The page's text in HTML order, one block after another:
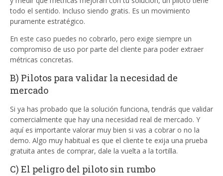
todo el sentido. Incluso siendo gratis. Es un movimiento
puramente estratégico.
En este caso puedes no cobrarlo, pero exige siempre un
compromiso de uso por parte del cliente para poder extraer
métricas concretas.
B) Pilotos para validar la necesidad de
mercado
Si ya has probado que la solución funciona, tendrás que validar
comercialmente que hay una necesidad real de mercado. Y
aquí es importante valorar muy bien si vas a cobrar o no la
demo. Algo muy habitual es que el cliente te exija una prueba
gratuita antes de comprar, dale la vuelta a la tortilla.
C) El peligro del piloto sin rumbo